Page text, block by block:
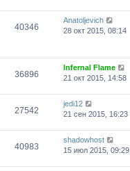
40346
Anatoljevich
28 окт 2015, 08:14
36896
Infernal Flame
21 окт 2015, 14:58
27542
jedi12
21 сен 2015, 16:23
40983
shadowhost
15 июл 2015, 09:29